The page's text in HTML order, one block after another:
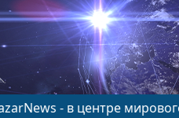
мирового внимания!